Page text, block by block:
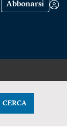
Abbonarsi
CERCA